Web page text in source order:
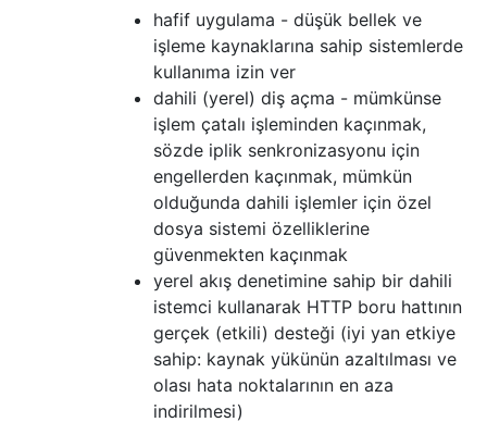
hafif uygulama - düşük bellek ve
işleme kaynaklarına sahip sistemlerde
kullanıma izin ver
dahili (yerel) diş açma - mümkünse
işlem çatalı işleminden kaçınmak,
sözde iplik senkronizasyonu için
engellerden kaçınmak, mümkün
olduğunda dahili işlemler için özel
dosya sistemi özelliklerine
güvenmekten kaçınmak
yerel akış denetimine sahip bir dahili
istemci kullanarak HTTP boru hattının
gerçek (etkili) desteği (iyi yan etkiye
sahip: kaynak yükünün azaltılması ve
olası hata noktalarının en aza
indirilmesi)